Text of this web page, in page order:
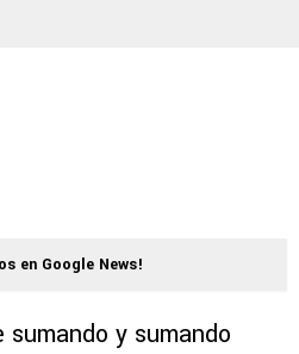
en Google News!
y sumando